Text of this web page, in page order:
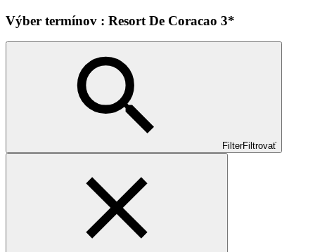
Výber termínov : Resort De Coracao 3*
FilterFiltrovať